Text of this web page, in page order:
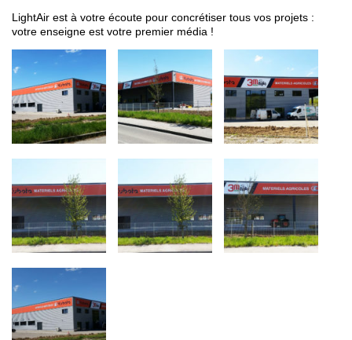
LightAir est à votre écoute pour concrétiser tous vos projets :
votre enseigne est votre premier média !